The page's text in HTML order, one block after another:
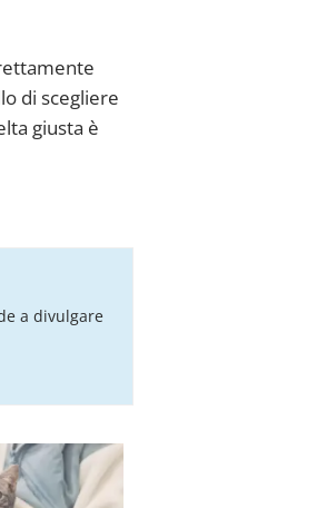
di scegliere
giusta è
a divulgare